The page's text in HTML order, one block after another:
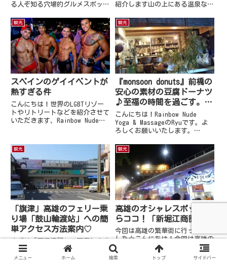
る人ぞ知る穴場的グルメスポット
て美味しい魚料理がたくさん食べ
れます。行き方もバスで1本で行
けるのでとても便利！・市営バ
ス：横浜駅東口バスターミナル４
番乗...
紹介します山の上にある温泉なの
入口看板施設の中へ川湯の看板が
見える橋を渡ると、その奥には川
湯の施設です先ずは食事です日本
料理と台湾料理アサリ炒め&サ
ン...
観光
スペインのゲイイベントが
熱すぎる件
こんにちは！世界のLGBTリゾー
トやリトリートなどを紹介させて
いただきます、Rainbow Nude
インは情熱という言葉がぴったり
のラテンの国。黒目黒髪の彫りが
深い...
観光
『monsoon donuts』前橋の
安心の素材の豆腐ドーナツ
♪至福の時間を過ごす。お
土産にも最適！
こんにちは！Rainbow Nude
Yoga & MassageのRyuです。よ
ろしくお願いいたします。
えも狙える！いかがでしょうか。
映えです（笑）お気に入りのお
店、前橋にあるmonsoon...
観光
「旗津」高雄のフェリー乗
り場「鼓山輪渡站」への簡
単アクセス方法案内♡
まずは「西子湾駅」で下車します
☆ 「西子湾駅」は高雄MRTの駅
です。 下車したら1番出口を目
観光
高雄のオシャレスポットな
らココ！「新堀江商圏」
今回は高雄の繁華街に行ってみま
した☆こんにちは！今回は高雄の
繁華街に行ってきました！行った
日の昼間がなんと高雄で暴風雨が
メニュー ホーム 検索 トップ サイドバー